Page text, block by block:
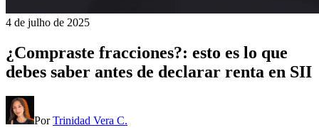
4 de julho de 2025
¿Compraste fracciones?: esto es lo que
debes saber antes de declarar renta en SII
Por Trinidad Vera C.